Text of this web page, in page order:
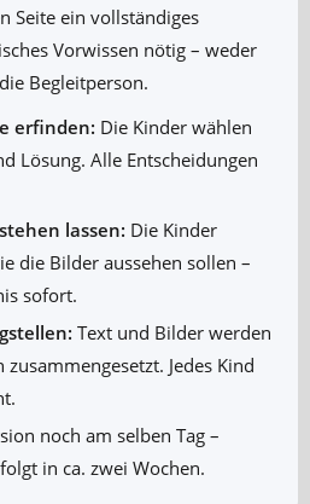
Seite ein vollständiges
Vorwissen nötig – weder
Begleitperson.
erfinden: Die Kinder wählen
Lösung. Alle Entscheidungen
lassen: Die Kinder
die Bilder aussehen sollen –
sofort.
Text und Bilder werden
Jedes Kind
noch am selben Tag –
in ca. zwei Wochen.